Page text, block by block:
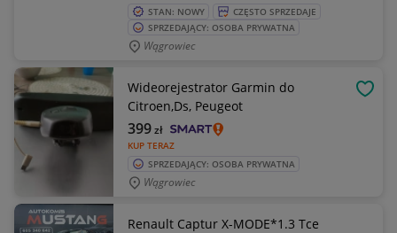
STAN: NOWY
CZĘSTO SPRZEDAJE
SPRZEDAJĄCY: OSOBA PRYWATNA
Wągrowiec
Wideorejestrator Garmin do
Citroen,Ds, Peugeot
KUP TERAZ
399zł
SPRZEDAJĄCY: OSOBA PRYWATNA
Wągrowiec
Renault Captur X-MODE*1.3 Tce